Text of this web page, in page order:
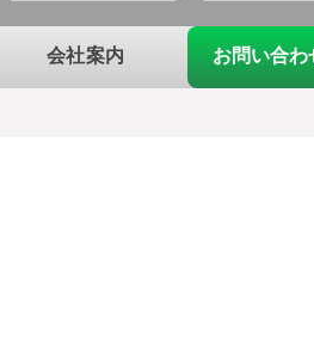
会社案内 お問い合わ